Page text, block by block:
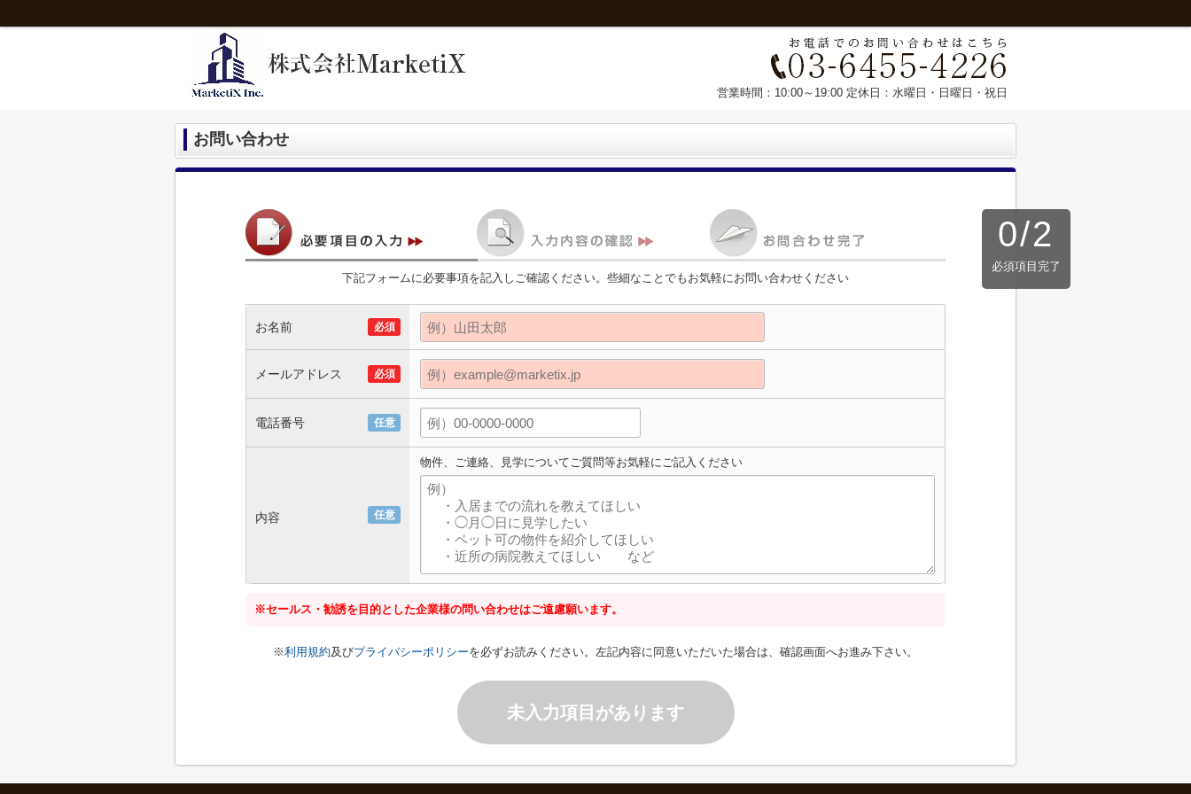
営業時間：10:00～19:00 定休日：水曜日・日曜日・祝日
お問い合わせ
0/2
必須項目完了
下記フォームに必要事項を記入しご確認ください。些細なことでもお気軽にお問い合わせください
お名前 必須
メールアドレス 必須
電話番号 任意
内容 任意
物件、ご連絡、見学についてご質問等お気軽にご記入ください
※セールス・勧誘を目的とした企業様の問い合わせはご遠慮願います。
※利用規約及びプライバシーポリシーを必ずお読みください。左記内容に同意いただいた場合は、確認画面へお進み下さい。
未入力項目があります